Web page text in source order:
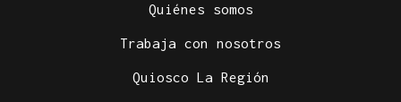
Quiénes somos
Trabaja con nosotros
Quiosco La Región